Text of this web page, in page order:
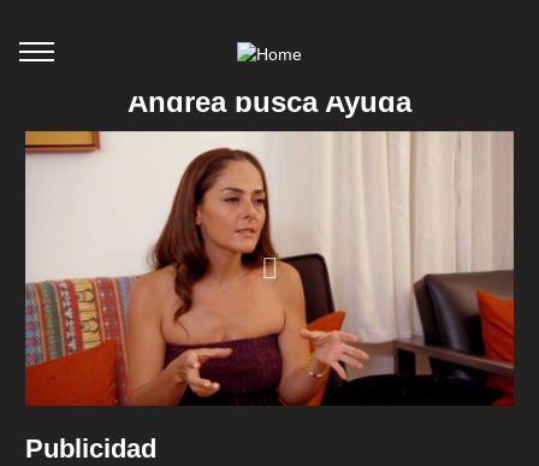
Andrea busca Ayuda
Publicidad